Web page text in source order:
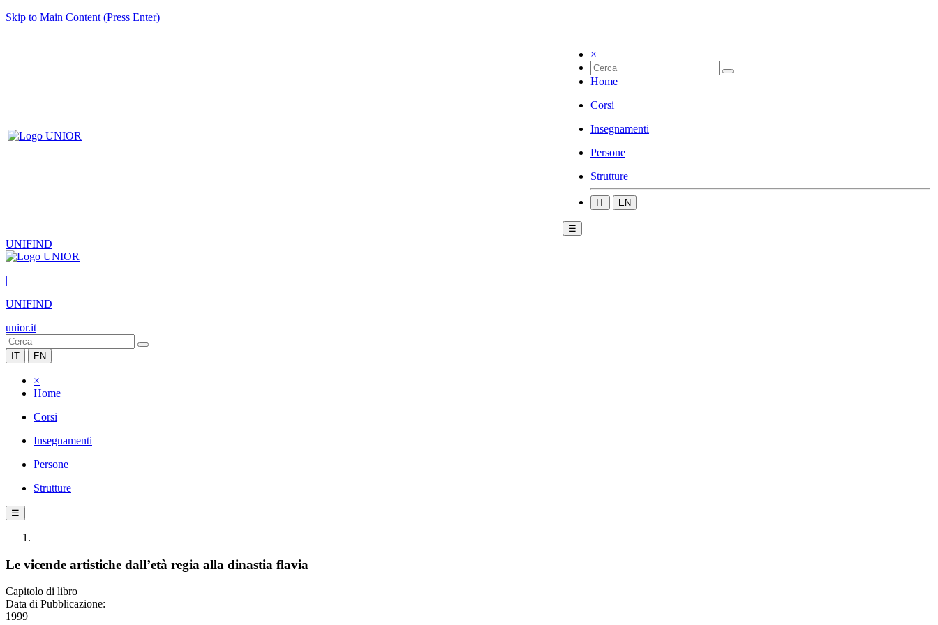
Skip to Main Content (Press Enter)
×
Home
Corsi
Insegnamenti
Persone
Strutture
IT EN
☰
UNIFIND
|
UNIFIND
unior.it
IT EN
×
Home
Corsi
Insegnamenti
Persone
Strutture
☰
Le vicende artistiche dall’età regia alla dinastia flavia
Capitolo di libro
Data di Pubblicazione:
1999